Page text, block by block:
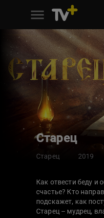
Старец
Старец 2019
Как отвести беду и
счастье? Кто
подскажет, как
Старец – мудрец,